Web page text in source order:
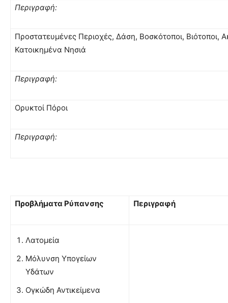
Περιγραφή:
Προστατευμένες Περιοχές, Δάση, Βοσκότοποι, Βιότοποι,
Κατοικημένα Νησιά
Περιγραφή:
Ορυκτοί Πόροι
Περιγραφή:
Προβλήματα Ρύπανσης Περιγραφή
Λατομεία
Μόλυνση Υπογείων
Υδάτων
Ογκώδη Αντικείμενα